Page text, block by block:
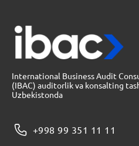
International Business Audit
(IBAC) auditorlik va konsalting
Uzbekistonda
+998 99 351 11 11